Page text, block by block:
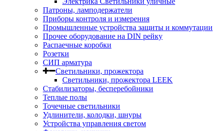
Патроны, ламподержатели
Приборы контроля и измерения
Промышленные устройства защиты и коммутации
Прочее оборудование на DIN рейку
Распаечные коробки
Розетки
СИП арматура
Светильники, прожектора
Светильники, прожектора LEEK
Стабилизаторы, бесперебойники
Теплые полы
Точечные светильники
Удлинители, колодки, шнуры
Устройства управления светом